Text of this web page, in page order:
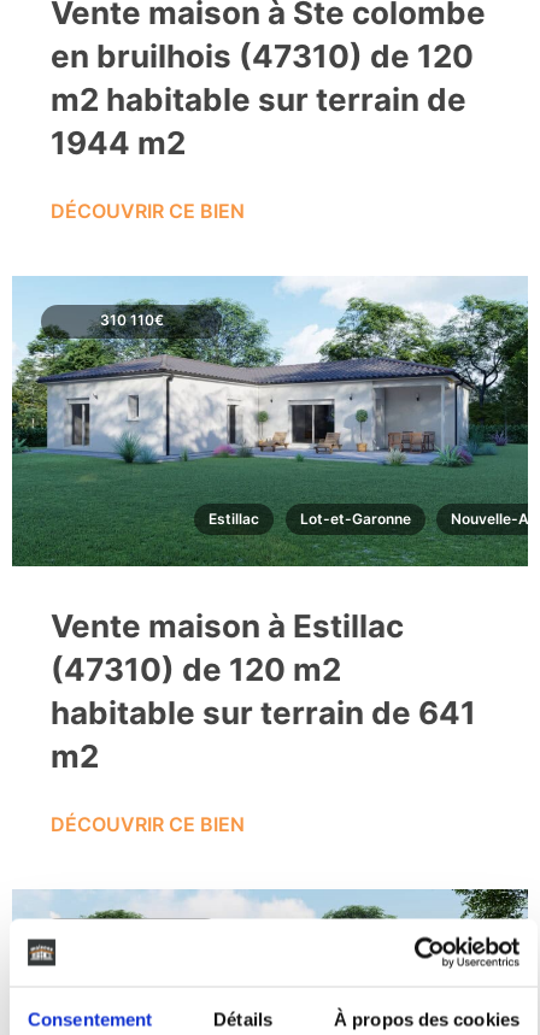
Consentement Détails À propos des cookies
Vente maison à Ste colombe
en bruilhois (47310) de 120
m2 habitable sur terrain de
1944 m2
DÉCOUVRIR CE BIEN
310 110€
Estillac Lot-et-Garonne Nouvelle-
Vente maison à Estillac
(47310) de 120 m2
habitable sur terrain de 641
m2
DÉCOUVRIR CE BIEN